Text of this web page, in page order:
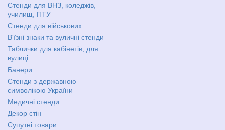
Стенди для ВНЗ, коледжів,
училищ, ПТУ
Стенди для військових
В'їзні знаки та вуличні стенди
Таблички для кабінетів, для
вулиці
Банери
Стенди з державною
символікою України
Медичні стенди
Декор стін
Супутні товари